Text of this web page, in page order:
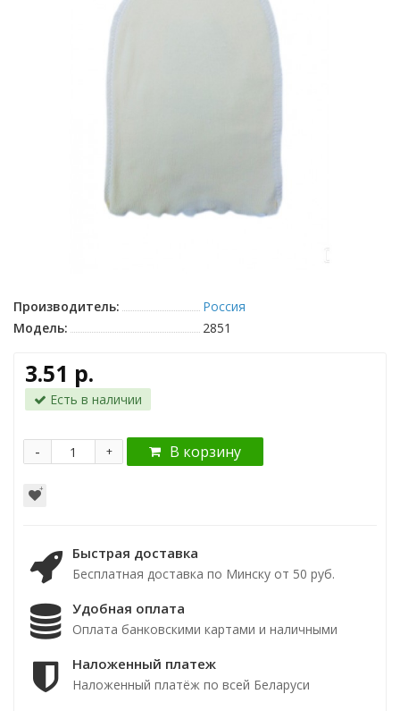
Производитель:
Россия
Модель:
2851
3.51 р.
Есть в наличии
+
- В корзину
Быстрая доставка
Бесплатная доставка по Минску от 50 руб.
Удобная оплата
Оплата банковскими картами и наличными
Наложенный платеж
Наложенный платёж по всей Беларуси